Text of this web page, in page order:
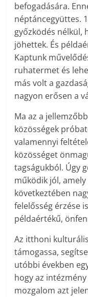
befogadására.
néptáncegyüttes.
győzködés
jöhettek. És
Kaptunk
ruhatermet és
más volt a
nagyon erősen a
Ma az a
közösségek
valamennyi
közösséget
tagságukból. Úgy
működik jól,
következtében
felelősség érzése
példaértékű,
Az itthoni
támogassa,
utóbbi években
hogy az
mozgalom azt